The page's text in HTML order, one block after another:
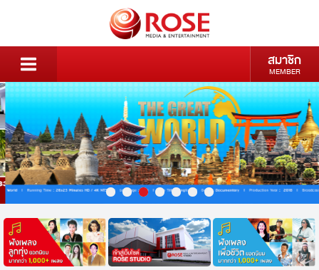
สมาชิก
MEMBER